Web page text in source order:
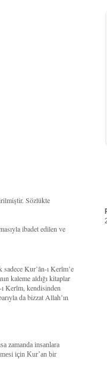
Sözlükte
ibadet edilen ve
Kur’ân-ı Kerîm’e
kaleme aldığı kitaplar
Kerîm, kendisinden
da bizzat Allah’ın
zamanda insanlara
için Kur’an bir